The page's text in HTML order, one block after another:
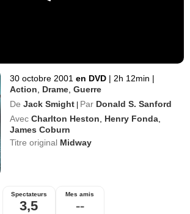
30 octobre 2001 en DVD | 2h 12min |
Action
Drame ,Guerre
De Jack Smight | Par Donald S. Sanford
Avec Charlton Heston Henry Fonda
James Coburn
Titre original Midway
Spectateurs
3,5
Mes amis
--